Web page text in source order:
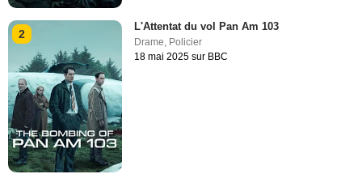
2
L'Attentat du vol Pan Am 103
Drame Policier
18 mai 2025 sur BBC